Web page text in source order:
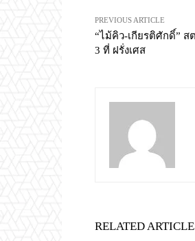
PREVIOUS ARTICLE
“ไม้คิว-เกียรติศักดิ์” ส
3 ที่ ฝรั่งเศส
RELATED